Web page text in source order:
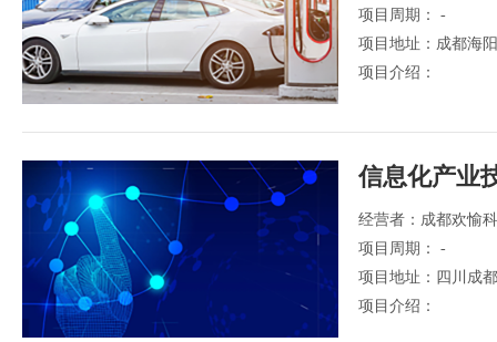
项目周期： -
项目地址：成都海
项目介绍：
信息化产业
经营者：成都欢愉
项目周期： -
项目地址：四川成
项目介绍：